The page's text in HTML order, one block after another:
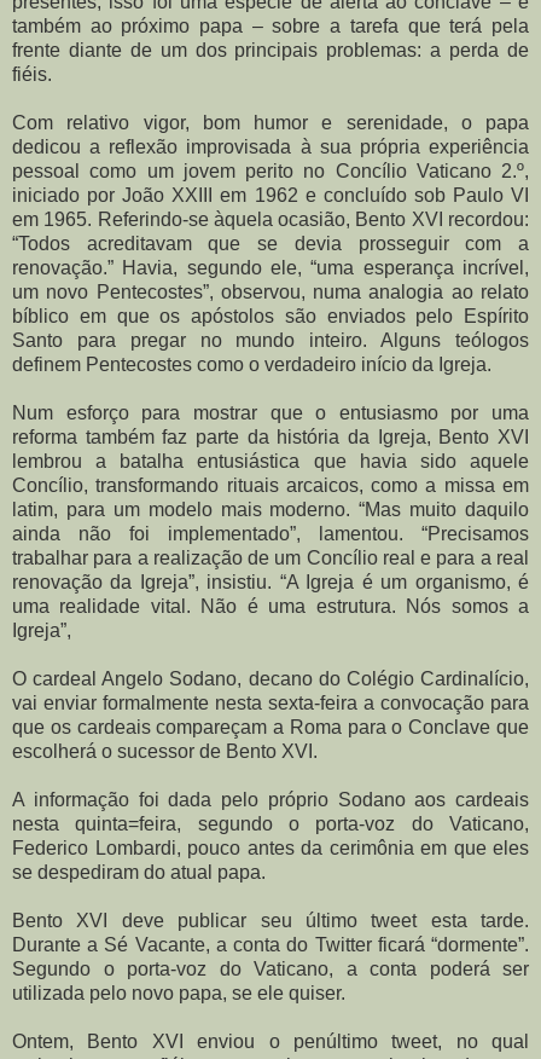
também ao próximo papa – sobre a tarefa que terá pela
frente diante de um dos principais problemas: a perda de
fiéis.
Com relativo vigor, bom humor e serenidade, o papa
dedicou a reflexão improvisada à sua própria experiência
pessoal como um jovem perito no Concílio Vaticano 2.º,
iniciado por João XXIII em 1962 e concluído sob Paulo VI
em 1965. Referindo-se àquela ocasião, Bento XVI recordou:
“Todos acreditavam que se devia prosseguir com a
renovação.” Havia, segundo ele, “uma esperança incrível,
um novo Pentecostes”, observou, numa analogia ao relato
bíblico em que os apóstolos são enviados pelo Espírito
Santo para pregar no mundo inteiro. Alguns teólogos
definem Pentecostes como o verdadeiro início da Igreja.
Num esforço para mostrar que o entusiasmo por uma
reforma também faz parte da história da Igreja, Bento XVI
lembrou a batalha entusiástica que havia sido aquele
Concílio, transformando rituais arcaicos, como a missa em
latim, para um modelo mais moderno. “Mas muito daquilo
ainda não foi implementado”, lamentou. “Precisamos
trabalhar para a realização de um Concílio real e para a real
renovação da Igreja”, insistiu. “A Igreja é um organismo, é
uma realidade vital. Não é uma estrutura. Nós somos a
Igreja”,
O cardeal Angelo Sodano, decano do Colégio Cardinalício,
vai enviar formalmente nesta sexta-feira a convocação para
que os cardeais compareçam a Roma para o Conclave que
escolherá o sucessor de Bento XVI.
A informação foi dada pelo próprio Sodano aos cardeais
nesta quinta=feira, segundo o porta-voz do Vaticano,
Federico Lombardi, pouco antes da cerimônia em que eles
se despediram do atual papa.
Bento XVI deve publicar seu último tweet esta tarde.
Durante a Sé Vacante, a conta do Twitter ficará “dormente”.
Segundo o porta-voz do Vaticano, a conta poderá ser
utilizada pelo novo papa, se ele quiser.
Ontem, Bento XVI enviou o penúltimo tweet, no qual